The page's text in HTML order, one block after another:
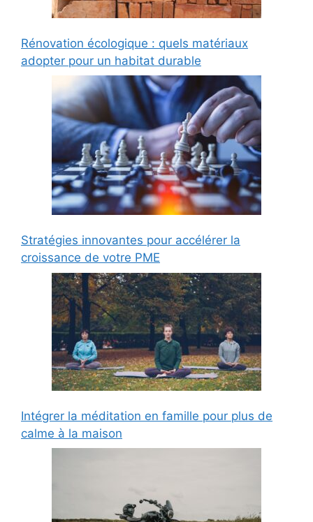
Rénovation écologique : quels matériaux
adopter pour un habitat durable
Stratégies innovantes pour accélérer la
croissance de votre PME
Intégrer la méditation en famille pour plus de
calme à la maison